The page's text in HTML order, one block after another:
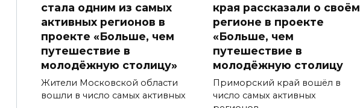
стала одним из самых
активных регионов в
проекте «Больше, чем
путешествие в
молодёжную столицу»
Жители Московской области
вошли в число самых активных
края рассказали о своём
регионе в проекте
«Больше, чем
путешествие в
молодёжную столицу
Приморский край вошёл в
число самых активных